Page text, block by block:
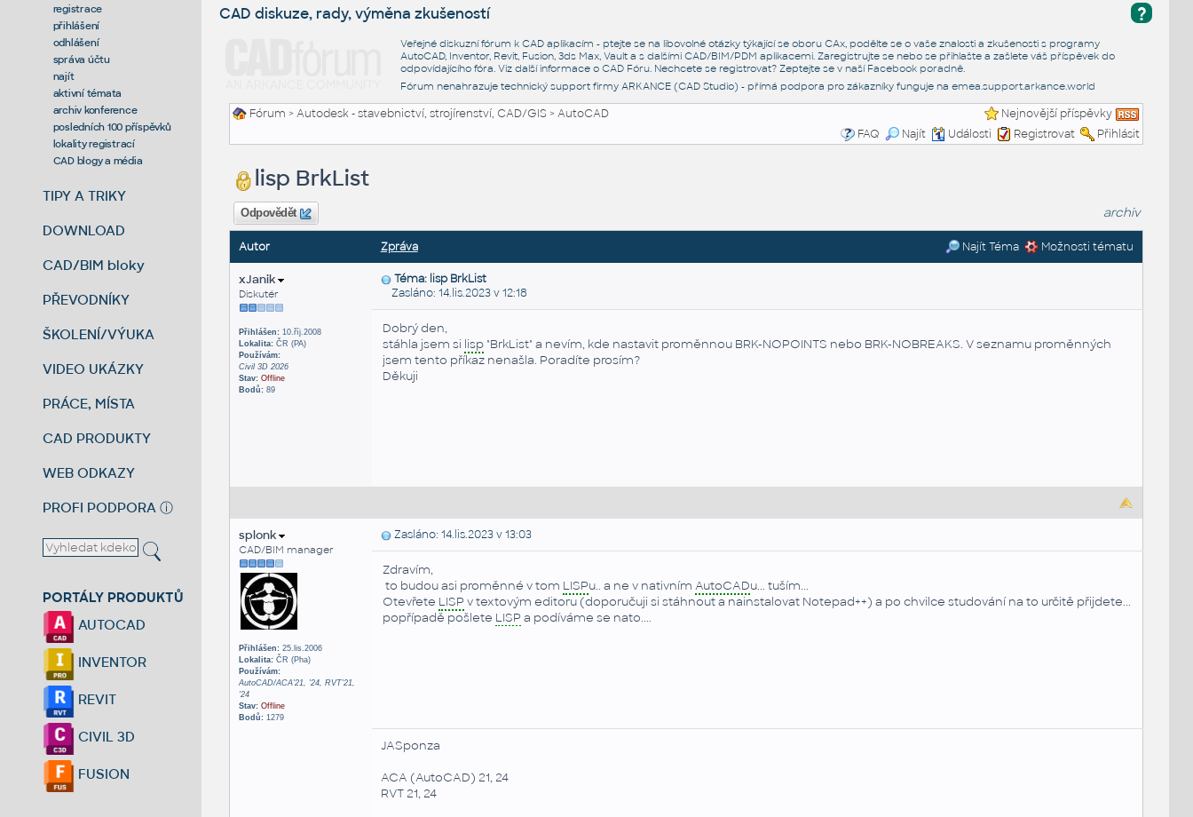
registrace
přihlášení
odhlášení
správa účtu
najít
aktivní témata
archiv konference
posledních 100 příspěvků
lokality registrací
CAD blogy a média
TIPY A TRIKY
DOWNLOAD
CAD/BIM bloky
PŘEVODNÍKY
ŠKOLENÍ/VÝUKA
VIDEO UKÁZKY
PRÁCE, MÍSTA
CAD PRODUKTY
WEB ODKAZY
PROFI PODPORA ⓘ
PORTÁLY PRODUKTŮ
AUTOCAD
INVENTOR
REVIT
CIVIL 3D
FUSION
?
CAD diskuze, rady, výměna zkušeností
Veřejné diskuzní fórum k CAD aplikacím - ptejte se na libovolné otázky týkající se oboru CAx, podělte se o vaše znalosti a zkušenosti s programy
AutoCAD, Inventor, Revit, Fusion, 3ds Max, Vault a s dalšími CAD/BIM/PDM aplikacemi. Zaregistrujte se nebo se přihlašte a zašlete váš příspěvek do
odpovídajícího fóra. Viz další informace o CAD Fóru. Nechcete se registrovat? Zeptejte se v naší Facebook poradně.
Fórum nenahrazuje technický support firmy ARKANCE (CAD Studio) - přímá podpora pro zákazníky funguje na emea.support.arkance.world
Fórum >Autodesk - stavebnictví, strojírenství, CAD/GIS>AutoCAD
Nejnovější příspěvky
FAQ
Najít Události Registrovat Přihlásit
lisp BrkList
Odpovědět archiv
Autor Zpráva Najít Téma Možnosti tématu
xJanik
Diskutér
Přihlášen:10.říj.2008
Lokalita:ČR (PA)
Používám:
Civil 3D 2026
Stav: Offline
Bodů:89
Téma: lisp BrkList
Zasláno: 14.lis.2023 v 12:18
Dobrý den,
stáhla jsem si lisp"BrkList" a nevím, kde nastavit proměnnou BRK-NOPOINTS nebo BRK-NOBREAKS. V seznamu proměnných
jsem tento příkaz nenašla. Poradíte prosím?
Děkuji
splonk
CAD/BIM manager
Přihlášen:25.lis.2006
Lokalita:ČR (Pha)
Používám:
AutoCAD/ACA'21, '24, RVT'21,
'24
Stav: Offline
Bodů:1279
Zasláno: 14.lis.2023 v 13:03
Zdravím,
to budou asi proměnné v tom LISPu.. a ne v nativním AutoCADu... tuším...
Otevřete LISP v textovým editoru (doporučuji si stáhnout a nainstalovat Notepad++) a po chvilce studování na to určitě přijdete...
popřípadě pošlete LISP a podíváme se nato....
JASponza
ACA (AutoCAD) 21, 24
RVT 21, 24